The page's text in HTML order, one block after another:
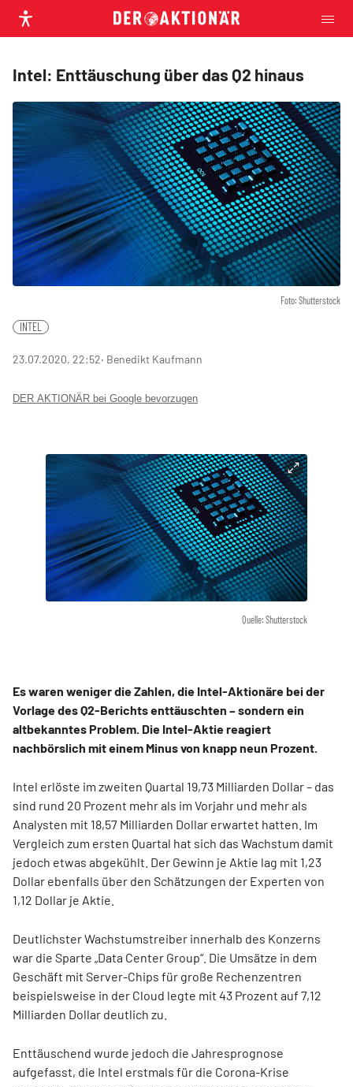
Intel: Enttäuschung über das Q2 hinaus
Foto: Shutterstock
INTEL
23.07.2020, 22:52‧ Benedikt Kaufmann
DER AKTIONÄR bei Google bevorzugen
Quelle: Shutterstock
Es waren weniger die Zahlen, die Intel-Aktionäre bei der
Vorlage des Q2-Berichts enttäuschten – sondern ein
altbekanntes Problem. Die Intel-Aktie reagiert
nachbörslich mit einem Minus von knapp neun Prozent.
Intel erlöste im zweiten Quartal 19,73 Milliarden Dollar – das
sind rund 20 Prozent mehr als im Vorjahr und mehr als
Analysten mit 18,57 Milliarden Dollar erwartet hatten. Im
Vergleich zum ersten Quartal hat sich das Wachstum damit
jedoch etwas abgekühlt. Der Gewinn je Aktie lag mit 1,23
Dollar ebenfalls über den Schätzungen der Experten von
1,12 Dollar je Aktie.
Deutlichster Wachstumstreiber innerhalb des Konzerns
war die Sparte „Data Center Group“. Die Umsätze in dem
Geschäft mit Server-Chips für große Rechenzentren
beispielsweise in der Cloud legte mit 43 Prozent auf 7,12
Milliarden Dollar deutlich zu.
Enttäuschend wurde jedoch die Jahresprognose
aufgefasst, die Intel erstmals für die Corona-Krise